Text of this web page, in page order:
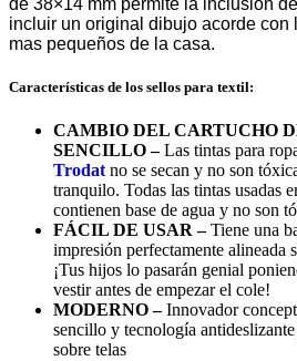
incluir un original dibujo acorde con
mas pequeños de la casa.
Características de los sellos para textil:
CAMBIO DEL CARTUCHO
SENCILLO –Las tintas para
Trodat no se secan y no son
tranquilo. Todas las tintas usadas
contienen base de agua y no son
FÁCIL DE USAR –Tiene una
impresión perfectamente alineada
¡Tus hijos lo pasarán genial
vestir antes de empezar el cole!
MODERNO –Innovador
sencillo y tecnología
sobre telas